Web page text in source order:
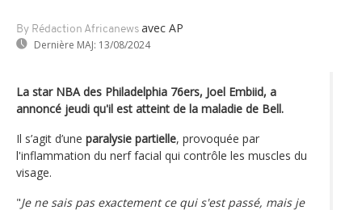
By Rédaction Africanews avec AP
Dernière MAJ: 13/08/2024
La star NBA des Philadelphia 76ers, Joel Embiid, a
annoncé jeudi qu'il est atteint de la maladie de Bell.
Il s’agit d’une paralysie partielle, provoquée par
l'inflammation du nerf facial qui contrôle les muscles du
visage.
"Je ne sais pas exactement ce qui s'est passé, mais je